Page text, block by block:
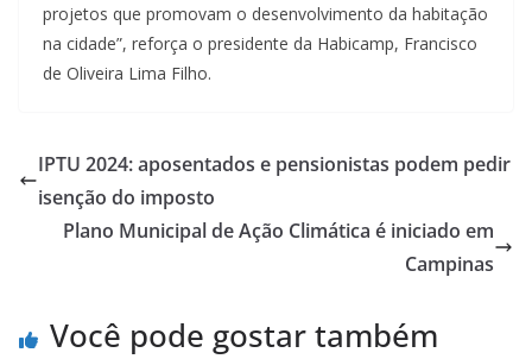
projetos que promovam o desenvolvimento da habitação
na cidade”, reforça o presidente da Habicamp, Francisco
de Oliveira Lima Filho.
IPTU 2024: aposentados e pensionistas podem pedir
isenção do imposto
Plano Municipal de Ação Climática é iniciado em
Campinas
Você pode gostar também